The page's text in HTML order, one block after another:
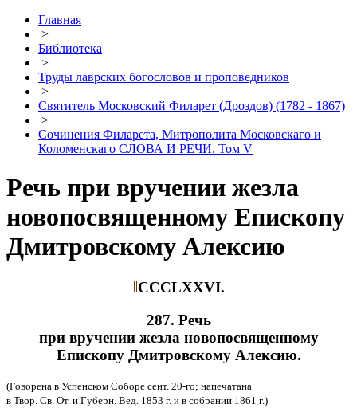
Главная
>
Библиотека
>
Труды лаврских богословов и проповедников
>
Святитель Московский Филарет (Дроздов) (1782 - 1867)
>
Сочинения Филарета, Митрополита Московскаго и
Коломенскаго СЛОВА И РЕЧИ. Том V
Речь при вручении жезла
новопосвященному Епископу
Дмитровскому Алексию
CCCLXXVI.
287. Речь
при вручении жезла новопосвященному
Епископу Дмитровскому Алексию.
(Говорена в Успенском Соборе сент. 20-го; напечатана
в Твор. Св. От. и Губерн. Вед. 1853 г. и в собрании 1861 г.)